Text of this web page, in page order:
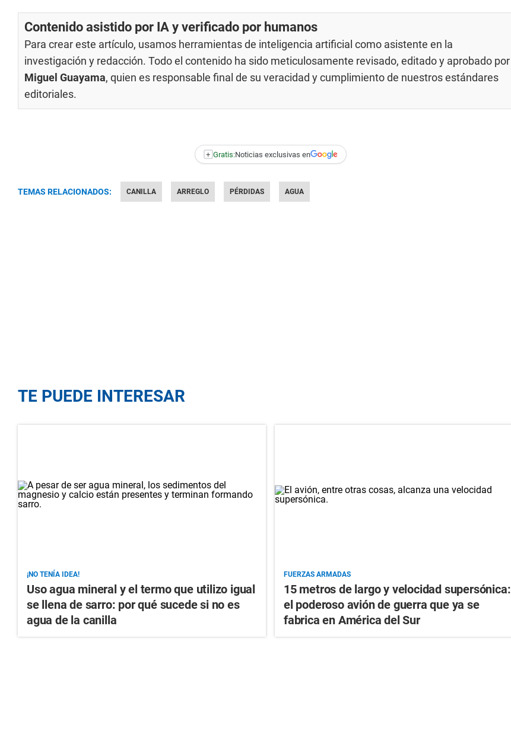
Contenido asistido por IA y verificado por humanos
Para crear este artículo, usamos herramientas de inteligencia artificial como asistente en la
investigación y redacción. Todo el contenido ha sido meticulosamente revisado, editado y aprobado por
Miguel Guayama, quien es responsable final de su veracidad y cumplimiento de nuestrosestándares
editoriales.
+ Gratis:Noticias exclusivas en
TEMAS RELACIONADOS: CANILLA ARREGLO PÉRDIDAS AGUA
TE PUEDE INTERESAR
¡NO TENÍA IDEA!
Uso agua mineral y el termo que utilizo igual
se llena de sarro: por qué sucede si no es
agua de la canilla
FUERZAS ARMADAS
15 metros de largo y velocidad supersónica:
el poderoso avión de guerra que ya se
fabrica en América del Sur